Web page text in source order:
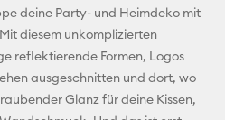
Facebook
deine Party- und Heimdeko mit
diesem unkomplizierten
reflektierende Formen, Logos
ausgeschnitten und dort, wo
Glanz für deine Kissen,